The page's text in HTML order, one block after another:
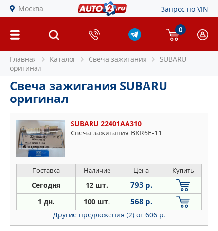
Москва Запрос по VIN
0
Главная Каталог Свеча зажигания
SUBARU
оригинал
Свеча зажигания SUBARU
оригинал
SUBARU 22401AA310
Свеча зажигания BKR6E-11
Поставка Наличие Цена Купить
Сегодня 12 шт. 793 р.
1 дн. 100 шт. 568 р.
Другие предложения (2) от 606 р.